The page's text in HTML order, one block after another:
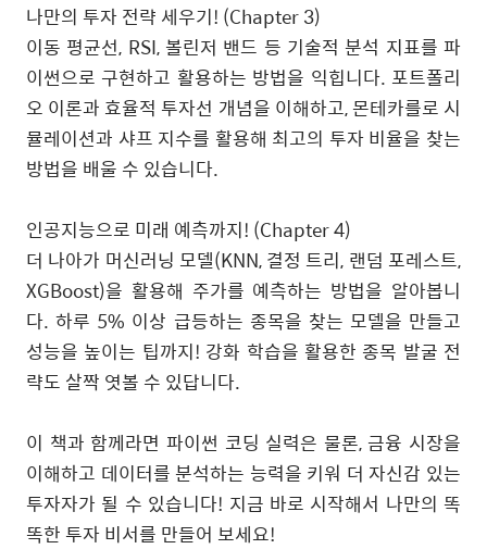
나만의 투자 전략 세우기! (Chapter 3)
이동 평균선, RSI, 볼린저 밴드 등 기술적 분석 지표를 파
이썬으로 구현하고 활용하는 방법을 익힙니다. 포트폴리
오 이론과 효율적 투자선 개념을 이해하고, 몬테카를로 시
뮬레이션과 샤프 지수를 활용해 최고의 투자 비율을 찾는
방법을 배울 수 있습니다.
인공지능으로 미래 예측까지! (Chapter 4)
더 나아가 머신러닝 모델(KNN, 결정 트리, 랜덤 포레스트,
XGBoost)을 활용해 주가를 예측하는 방법을 알아봅니
다. 하루 5% 이상 급등하는 종목을 찾는 모델을 만들고
성능을 높이는 팁까지! 강화 학습을 활용한 종목 발굴 전
략도 살짝 엿볼 수 있답니다.
이 책과 함께라면 파이썬 코딩 실력은 물론, 금융 시장을
이해하고 데이터를 분석하는 능력을 키워 더 자신감 있는
투자자가 될 수 있습니다! 지금 바로 시작해서 나만의 똑
똑한 투자 비서를 만들어 보세요!